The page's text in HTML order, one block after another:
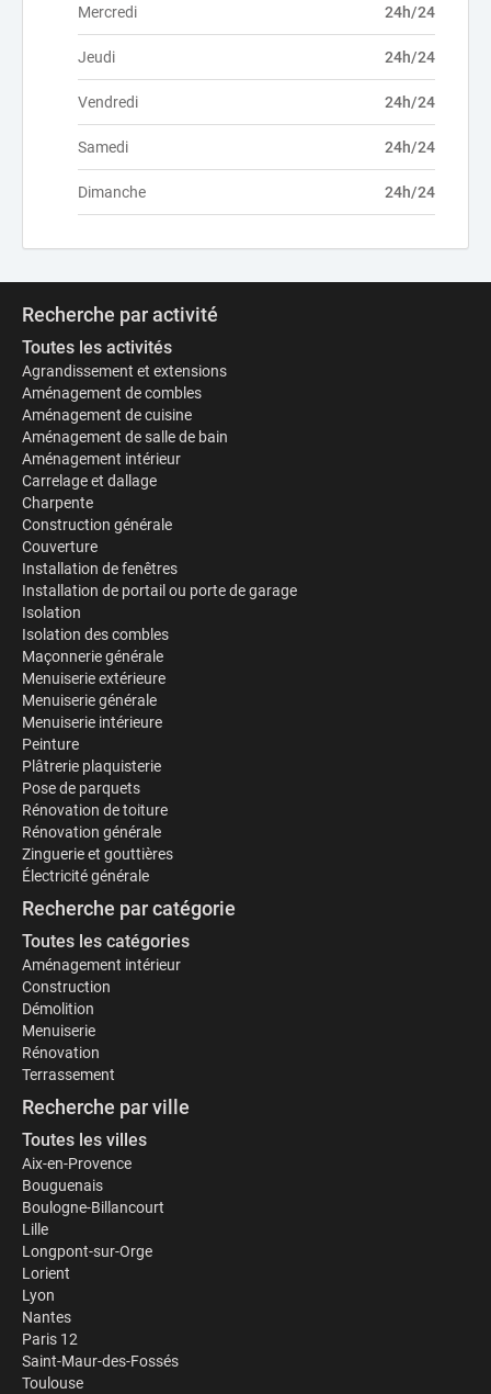
Mercredi 24h/24
Jeudi 24h/24
Vendredi 24h/24
Samedi 24h/24
Dimanche 24h/24
Recherche par activité
Toutes les activités
Agrandissement et extensions
Aménagement de combles
Aménagement de cuisine
Aménagement de salle de bain
Aménagement intérieur
Carrelage et dallage
Charpente
Construction générale
Couverture
Installation de fenêtres
Installation de portail ou porte de garage
Isolation
Isolation des combles
Maçonnerie générale
Menuiserie extérieure
Menuiserie générale
Menuiserie intérieure
Peinture
Plâtrerie plaquisterie
Pose de parquets
Rénovation de toiture
Rénovation générale
Zinguerie et gouttières
Électricité générale
Recherche par catégorie
Toutes les catégories
Aménagement intérieur
Construction
Démolition
Menuiserie
Rénovation
Terrassement
Recherche par ville
Toutes les villes
Aix-en-Provence
Bouguenais
Boulogne-Billancourt
Lille
Longpont-sur-Orge
Lorient
Lyon
Nantes
Paris 12
Saint-Maur-des-Fossés
Toulouse